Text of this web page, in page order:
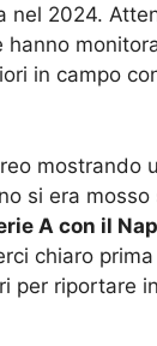
nel 2024.
hanno
in campo
mostrando
si era
A con il
chiaro
per riportare